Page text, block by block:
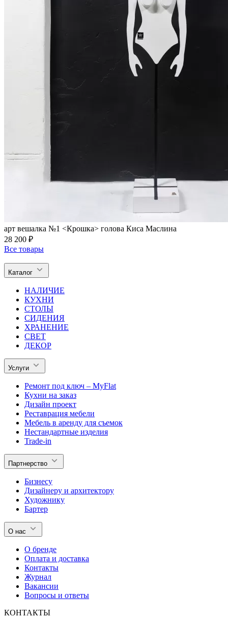
арт вешалка №1 <Крошка> голова Киса Маслина
28 200 ₽
Все товары
Каталог
НАЛИЧИЕ
КУХНИ
СТОЛЫ
СИДЕНИЯ
ХРАНЕНИЕ
СВЕТ
ДЕКОР
Услуги
Ремонт под ключ – MyFlat
Кухни на заказ
Дизайн проект
Реставрация мебели
Мебель в аренду для съемок
Нестандартные изделия
Trade-in
Партнерство
Бизнесу
Дизайнеру и архитектору
Художнику
Бартер
О нас
О бренде
Оплата и доставка
Контакты
Журнал
Вакансии
Вопросы и ответы
КОНТАКТЫ